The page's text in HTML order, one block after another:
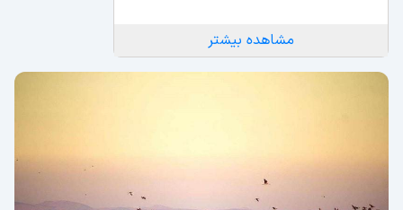
مشاهده بیشتر